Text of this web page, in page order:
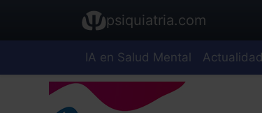
psiquiatria.com
IA en Salud Mental Actualidad